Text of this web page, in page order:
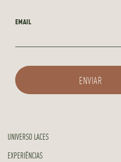
EMAIL
UNIVERSO LACES
EXPERIÊNCIAS